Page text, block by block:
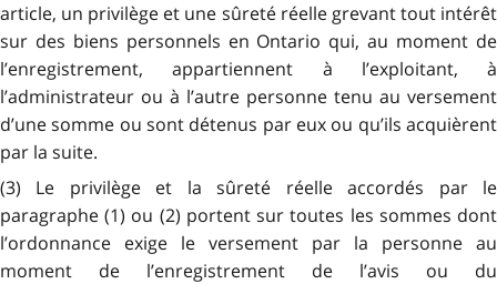
article, un privilège et une sûreté réelle grevant tout intérêt
sur des biens personnels en Ontario qui, au moment de
l’enregistrement, appartiennent à l’exploitant, à
l’administrateur ou à l’autre personne tenu au versement
d’une somme ou sont détenus par eux ou qu’ils acquièrent
par la suite.
(3) Le privilège et la sûreté réelle accordés par le
paragraphe (1) ou (2) portent sur toutes les sommes dont
l’ordonnance exige le versement par la personne au
moment de l’enregistrement de l’avis ou du